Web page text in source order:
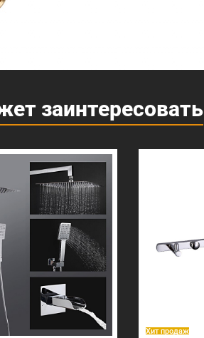
заинтересовать
Хит продаж